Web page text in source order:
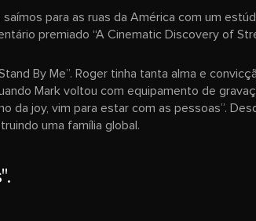
para as ruas da América com um
premiado “A Cinematic Discovery of
By Me”. Roger tinha tanta alma e
Mark voltou com equipamento de
da joy, vim para estar com as pessoas”.
uma família global.